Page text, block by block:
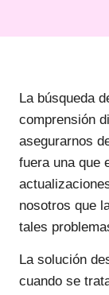
La búsqueda
comprensión
asegurarnos
fuera una que
nosotros que
tales
La solución
cuando se